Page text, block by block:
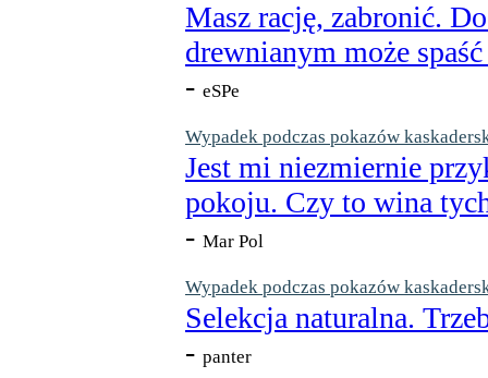
Masz rację, zabronić.
drewnianym może
- eSPe
Wypadek podczas pokazów
Jest mi niezmiernie
pokoju. Czy to wina
- Mar Pol
Wypadek podczas pokazów
Selekcja naturalna.
- panter